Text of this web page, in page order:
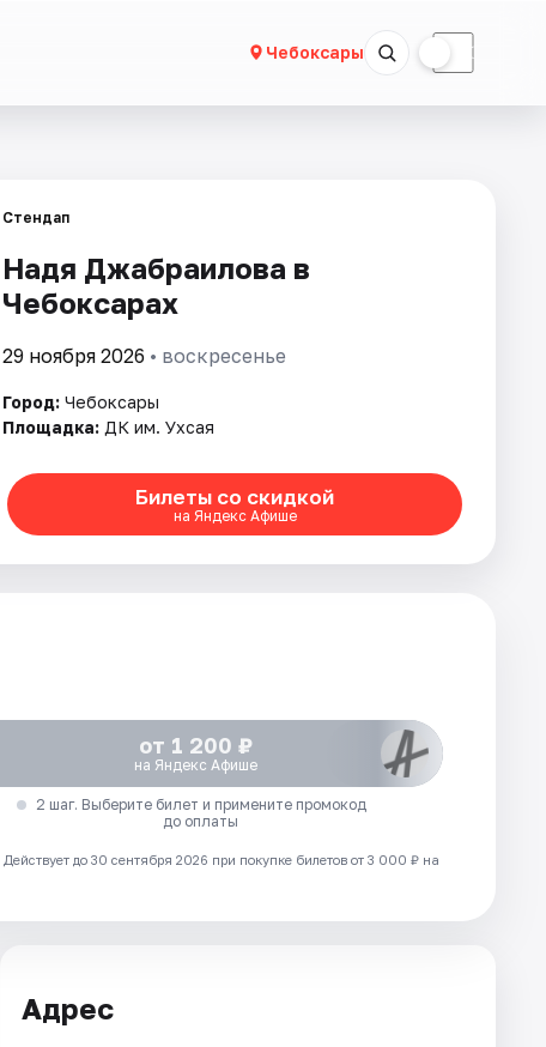
Чебоксары ☾
Стендап
Надя Джабраилова в
Чебоксарах
29 ноября 2026 • воскресенье
Город: Чебоксары
Площадка: ДК им. Ухсая
Билеты со скидкой
на Яндекс Афише
от 1 200 ₽
на Яндекс Афише
2 шаг. Выберите билет и примените промокод
до оплаты
Действует до 30 сентября 2026 при покупке билетов от 3 000 ₽ на
Адрес